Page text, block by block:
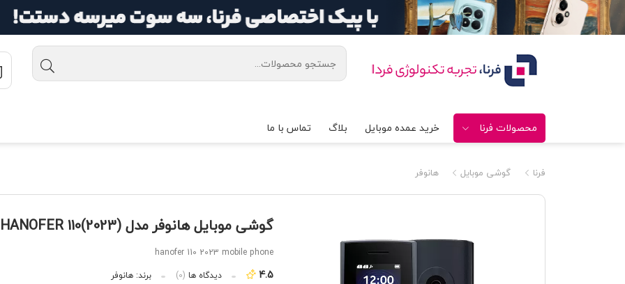
محصولات فرنا خرید عمده موبایل بلاگ تماس با ما
فرنا گوشی موبایل هانوفر
گوشی موبایل هانوفر مدل HANOFER 110(2023)
hanofer 110 2023 mobile phone
4.5 دیدگاه ها (0) برند:هانوفر